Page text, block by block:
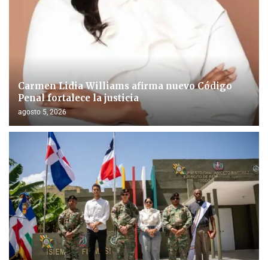
Carmen Lidia Williams afirma nuevo Código
Penal fortalece la justicia
agosto 5, 2026